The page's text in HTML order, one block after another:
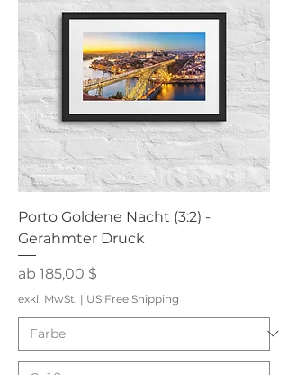
Porto Goldene Nacht (3:2) -
Gerahmter Druck
ab 185,00 $
Sale-Preis
exkl. MwSt. | US Free Shipping